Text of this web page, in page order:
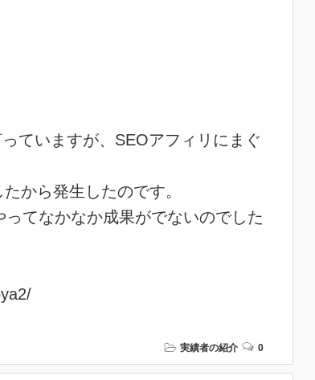
ていますが、SEOアフィリにまぐ
から発生したのです。
てなかなか成果がでないのでした
実績者の紹介 0